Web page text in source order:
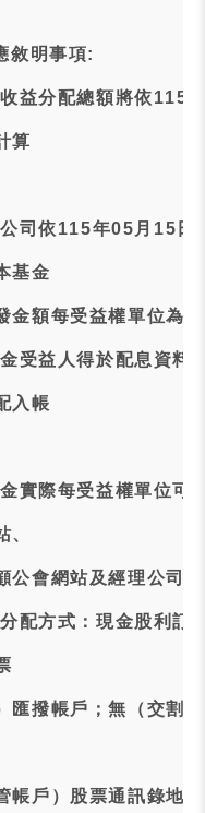
敘明事項:
益分配總額將依115
算
司依115年05月15日
基金
金額每受益權單位為
受益人得於配息資料
入帳
實際每受益權單位可
、
公會網站及經理公司
配方式：現金股利訂
匯撥帳戶；無（交割
帳戶）股票通訊錄地